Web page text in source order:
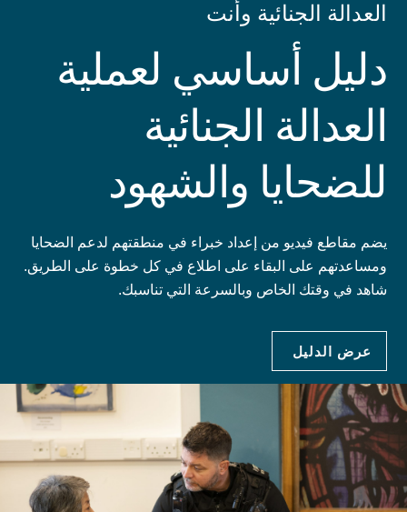
العدالة الجنائية وأنت
دليل أساسي لعملية
العدالة الجنائية
للضحايا والشهود
يضم مقاطع فيديو من إعداد خبراء في منطقتهم لدعم الضحايا
ومساعدتهم على البقاء على اطلاع في كل خطوة على الطريق.
شاهد في وقتك الخاص وبالسرعة التي تناسبك.
عرض الدليل